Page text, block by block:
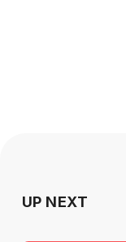
UP NEXT